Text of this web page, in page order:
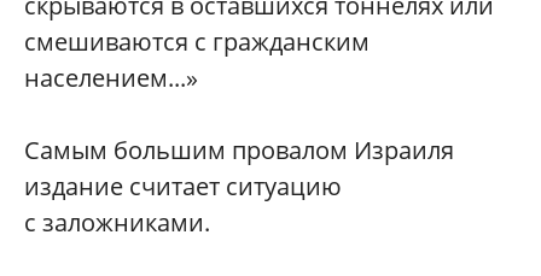
смешиваются с гражданским
населением...»
Самым большим провалом Израиля
издание считает ситуацию
с заложниками.